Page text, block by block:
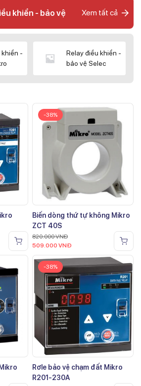
khiển - bảo vệ Xem tất cả
khiển -
Relay điều khiển -
bảo vệ Selec
-38%
Biến dòng thứ tự không Mikro
ZCT 40S
820.000VNĐ
509.000 VNĐ
-38%
Rơle bảo vệ chạm đất Mikro
R201-230A